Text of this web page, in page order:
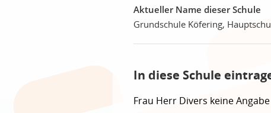
Aktueller Name dieser Schule
Grundschule Köfering,
In diese Schule
Frau Herr Divers keine Angabe